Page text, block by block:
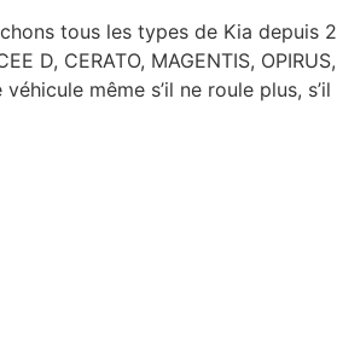
tous les types de Kia depuis
D, CERATO, MAGENTIS,
véhicule même s’il ne roule plus,